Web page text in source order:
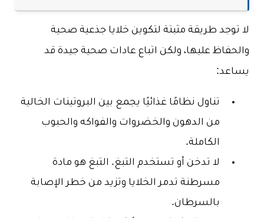
لا توجد طريقة مثبتة لتكوين خلايا جذعية صحية
والحفاظ عليها، ولكن اتباع عادات صحية جيدة قد
يساعد:
تناول نظامًا غذائيًا يجمع بين البروتينات الخالية
من الدهون والخضروات والفواكه والحبوب
الكاملة.
لا تدخن أو تستخدم التبغ. التبغ هو مادة
مسرطنة تدمر الخلايا وتزيد من خطر الإصابة
بالسرطان.